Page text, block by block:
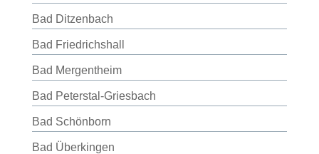
Bad Ditzenbach
Bad Friedrichshall
Bad Mergentheim
Bad Peterstal-Griesbach
Bad Schönborn
Bad Überkingen